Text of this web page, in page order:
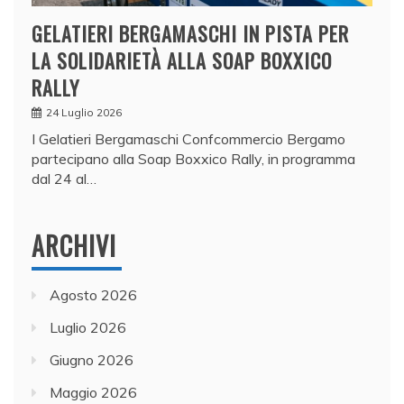
GELATIERI BERGAMASCHI IN PISTA PER
LA SOLIDARIETÀ ALLA SOAP BOXXICO
RALLY
24 Luglio 2026
I Gelatieri Bergamaschi Confcommercio Bergamo
partecipano alla Soap Boxxico Rally, in programma
dal 24 al…
ARCHIVI
Agosto 2026
Luglio 2026
Giugno 2026
Maggio 2026